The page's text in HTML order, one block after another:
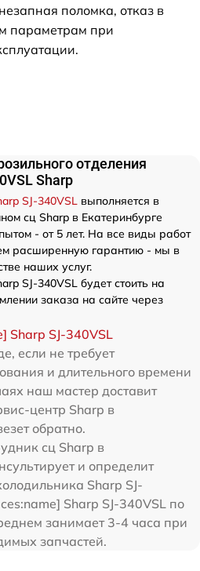
поломка, отказ в
параметрам при
отделения
Sharp
SJ-340VSL выполняется в
сц Sharp в Екатеринбурге
- от 5 лет. На все виды работ
расширенную гарантию - мы в
наших услуг.
SJ-340VSL будет стоить на
заказа на сайте через
Sharp SJ-340VSL
если не требует
и длительного времени
наш мастер доставит
центр Sharp в
обратно.
сц Sharp в
и определит
Sharp SJ-
Sharp SJ-340VSL по
занимает 3-4 часа при
запчастей.